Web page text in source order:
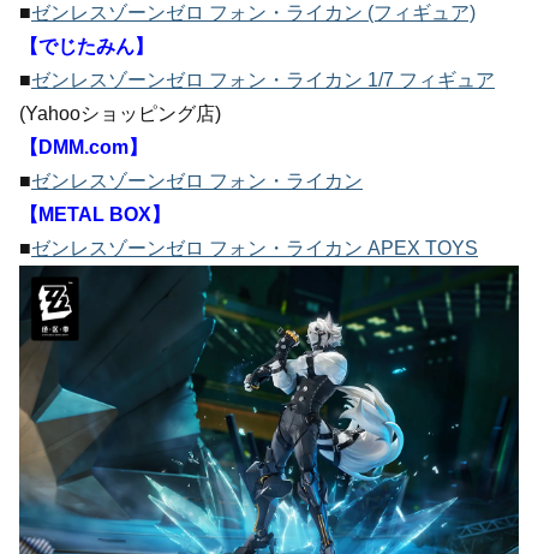
■ゼンレスゾーンゼロ フォン・ライカン (フィギュア)
【でじたみん】
■ゼンレスゾーンゼロ フォン・ライカン 1/7 フィギュア
(Yahooショッピング店)
【DMM.com】
■ゼンレスゾーンゼロ フォン・ライカン
【METAL BOX】
■ゼンレスゾーンゼロ フォン・ライカン APEX TOYS